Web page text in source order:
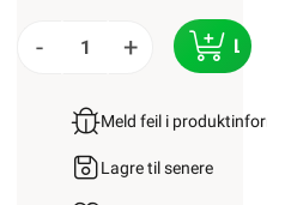
- +
Meld feil i
Lagre til senere